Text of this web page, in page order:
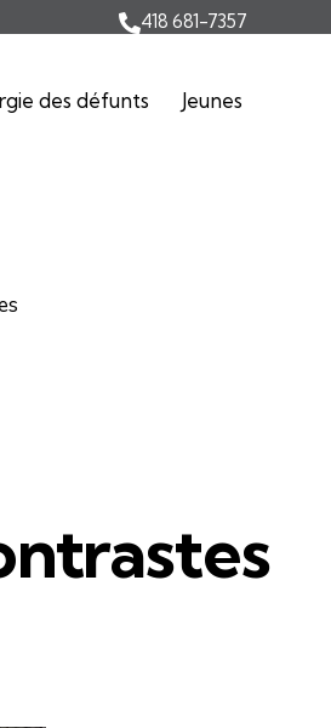
418 681-7357
des défunts Jeunes